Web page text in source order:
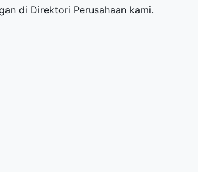
di Direktori Perusahaan kami.